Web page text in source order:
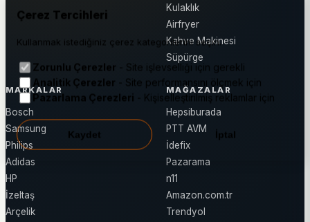
Kulaklık
Airfryer
Kahve Makinesi
Süpürge
MARKALAR
Bosch
Samsung
Philips
Adidas
HP
İzeltaş
Arçelik
MAĞAZALAR
Hepsiburada
PTT AVM
İdefix
Pazarama
n11
Amazon.com.tr
Trendyol
Çerez Tercihleri
Kullanmak istediğiniz çerez kategorilerini seçin.
Zorunlu Çerezler - Site işlevselliği için gerekli
Analitik Çerezler - Site performansını ölçmek için
Pazarlama Çerezleri - Kişiselleştirilmiş reklamlar için
Kaydet İptal